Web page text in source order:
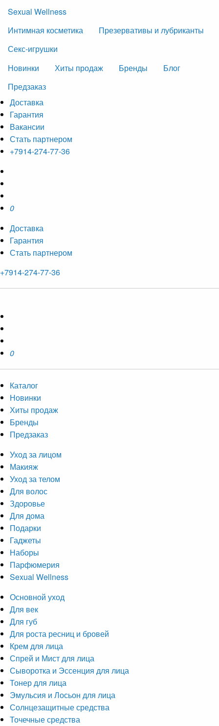
Sexual Wellness
Интимная косметика
Презервативы и лубриканты
Секс-игрушки
Новинки
Хиты продаж Бренды
Блог
Предзаказ
Доставка
Гарантия
Вакансии
Стать партнером
+7914-274-77-36
0
Доставка
Гарантия
Стать партнером
+7914-274-77-36
0
Каталог
Новинки
Хиты продаж
Бренды
Предзаказ
Уход за лицом
Макияж
Уход за телом
Для волос
Здоровье
Для дома
Подарки
Гаджеты
Наборы
Парфюмерия
Sexual Wellness
Основной уход
Для век
Для губ
Для роста ресниц и бровей
Крем для лица
Спрей и Мист для лица
Сыворотка и Эссенция для лица
Тонер для лица
Эмульсия и Лосьон для лица
Солнцезащитные средства
Точечные средства